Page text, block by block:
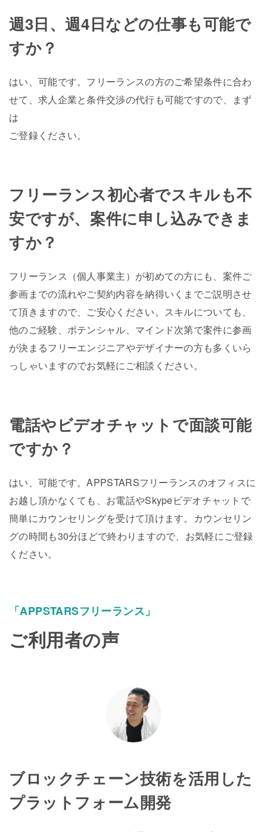
週3日、週4日などの仕事も可能で
すか？
はい、可能です。フリーランスの方のご希望条件に合わ
せて、求人企業と条件交渉の代行も可能ですので、まず
は
ご登録ください。
フリーランス初心者でスキルも不
安ですが、案件に申し込みできま
すか？
フリーランス（個人事業主）が初めての方にも、案件ご
参画までの流れやご契約内容を納得いくまでご説明させ
て頂きますので、ご安心ください。スキルについても、
他のご経験、ポテンシャル、マインド次第で案件に参画
が決まるフリーエンジニアやデザイナーの方も多くいら
っしゃいますのでお気軽にご相談ください。
電話やビデオチャットで面談可能
ですか？
はい、可能です。APPSTARSフリーランスのオフィスに
お越し頂かなくても、お電話やSkypeビデオチャットで
簡単にカウンセリングを受けて頂けます。カウンセリン
グの時間も30分ほどで終わりますので、お気軽にご登録
ください。
「APPSTARSフリーランス」
ご利用者の声
ブロックチェーン技術を活用した
プラットフォーム開発